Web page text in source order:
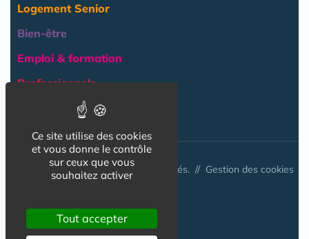
Logement Senior
Bien-être
Emploi & formation
Professionnels
NOS AUTRES SITES :
© Australis 2026 - Tous droits réservés. // Gestion des cookies
Ce site utilise des cookies
et vous donne le contrôle
sur ceux que vous
souhaitez activer
Tout accepter